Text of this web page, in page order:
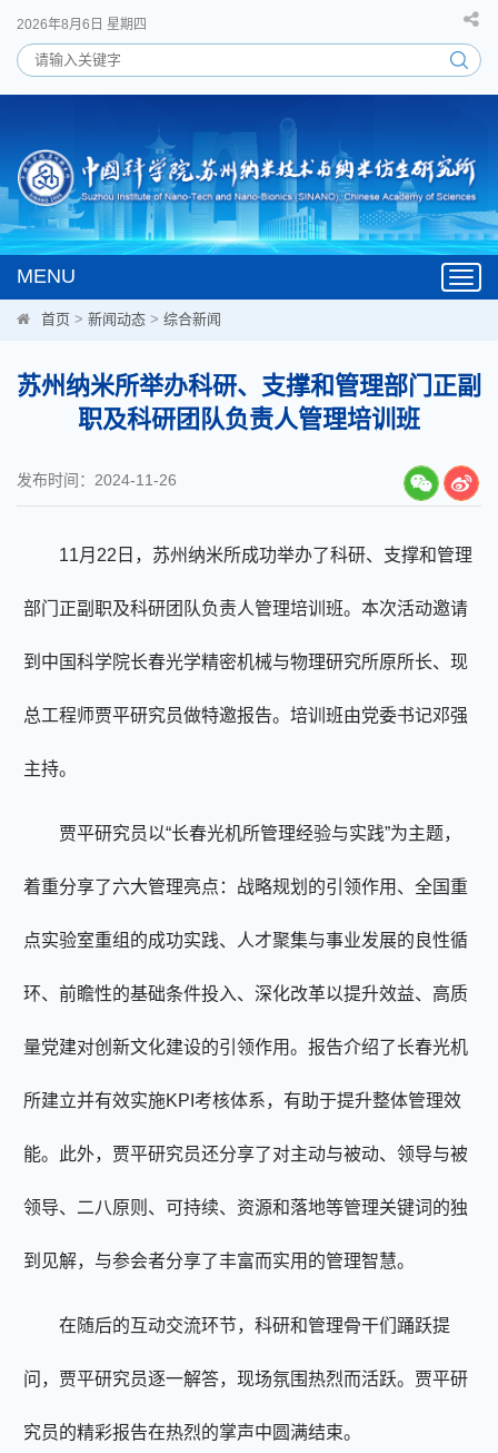
2026年8月6日 星期四
MENU
首页 > 新闻动态 > 综合新闻
苏州纳米所举办科研、支撑和管理部门正副
职及科研团队负责人管理培训班
发布时间：2024-11-26
11月22日，苏州纳米所成功举办了科研、支撑和管理
部门正副职及科研团队负责人管理培训班。本次活动邀请
到中国科学院长春光学精密机械与物理研究所原所长、现
总工程师贾平研究员做特邀报告。培训班由党委书记邓强
主持。
贾平研究员以“长春光机所管理经验与实践”为主题，
着重分享了六大管理亮点：战略规划的引领作用、全国重
点实验室重组的成功实践、人才聚集与事业发展的良性循
环、前瞻性的基础条件投入、深化改革以提升效益、高质
量党建对创新文化建设的引领作用。报告介绍了长春光机
所建立并有效实施KPI考核体系， 有助于提升整体管理效
能。此外，贾平研究员还分享了对主动与被动、领导与被
领导、二八原则、可持续、资源和落地等管理关键词的独
到见解， 与参会者分享了丰富而实用的管理智慧。
在随后的互动交流环节，科研和管理骨干们踊跃提
问，贾平研究员逐一解答，现场氛围热烈而活跃。贾平研
究员的精彩报告在热烈的掌声中圆满结束。